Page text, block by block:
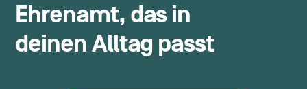
Ehrenamt, das in
deinen Alltag passt